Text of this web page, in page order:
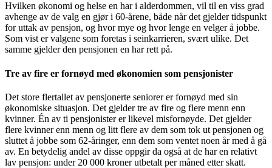
Hvilken økonomi og helse en har i alderdommen, vil til en viss grad
avhenge av de valg en gjør i 60-årene, både når det gjelder tidspunkt
for uttak av pensjon, og hvor mye og hvor lenge en velger å jobbe.
Som vist er valgene som foretas i seinkarrieren, svært ulike. Det
samme gjelder den pensjonen en har rett på.
Tre av fire er fornøyd med økonomien som pensjonister
Det store flertallet av pensjonerte seniorer er fornøyd med sin
økonomiske situasjon. Det gjelder tre av fire og flere menn enn
kvinner. Én av ti pensjonister er likevel misfornøyde. Det gjelder
flere kvinner enn menn og litt flere av dem som tok ut pensjonen og
sluttet å jobbe som 62-åringer, enn dem som ventet noen år med å gå
av. En betydelig andel av disse oppgir da også at de har en relativt
lav pensjon: under 20 000 kroner utbetalt per måned etter skatt.